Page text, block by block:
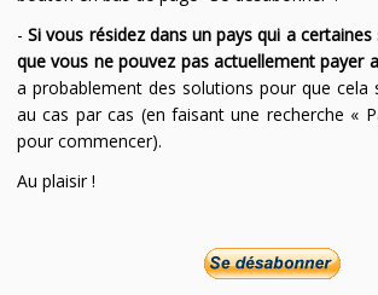
-Si vous résidez dans un pays qui a
que vous ne pouvez pas actuellement payer
a probablement des solutions pour que cela
au cas par cas (en faisant une recherche «
pour commencer).
Au plaisir !